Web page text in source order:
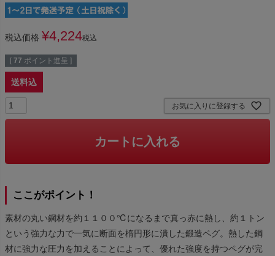
税込価格 ¥4,224税込
[ 77 ポイント進呈 ]
送料込
お気に入りに登録する
カートに入れる
ここがポイント！
素材の丸い鋼材を約１１００℃になるまで真っ赤に熱し、約１トン
という強力な力で一気に断面を楕円形に潰した鍛造ペグ。熱した鋼
材に強力な圧力を加えることによって、優れた強度を持つペグが完